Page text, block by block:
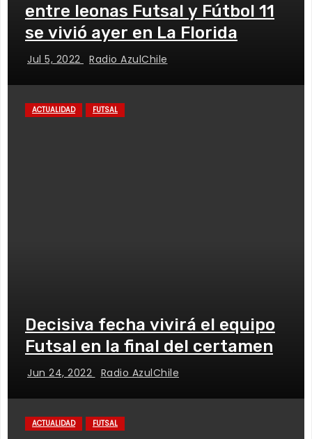
entre leonas Futsal y Fútbol 11
se vivió ayer en La Florida
Jul 5, 2022 Radio AzulChile
ACTUALIDAD FUTSAL
Decisiva fecha vivirá el equipo
Futsal en la final del certamen
Jun 24, 2022 Radio AzulChile
ACTUALIDAD FUTSAL